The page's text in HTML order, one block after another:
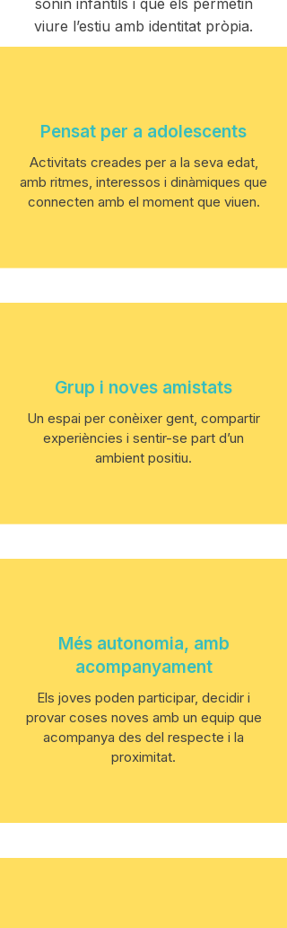
sonin infantils i que els permetin
viure l’estiu amb identitat pròpia.
Pensat per a adolescents
Activitats creades per a la seva edat,
amb ritmes, interessos i dinàmiques que
connecten amb el moment que viuen.
Grup i noves amistats
Un espai per conèixer gent, compartir
experiències i sentir-se part d’un
ambient positiu.
Més autonomia, amb
acompanyament
Els joves poden participar, decidir i
provar coses noves amb un equip que
acompanya des del respecte i la
proximitat.